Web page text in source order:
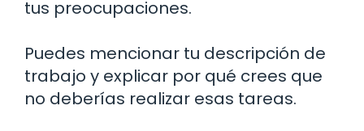
tus preocupaciones.
Puedes mencionar tu descripción de
trabajo y explicar por qué crees que
no deberías realizar esas tareas.